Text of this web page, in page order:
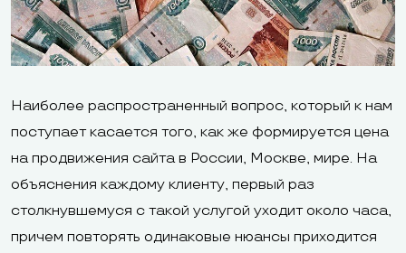
Наиболее распространенный вопрос, который к нам
поступает касается того, как же формируется цена
на продвижения сайта в России, Москве, мире. На
объяснения каждому клиенту, первый раз
столкнувшемуся с такой услугой уходит около часа,
причем повторять одинаковые нюансы приходится